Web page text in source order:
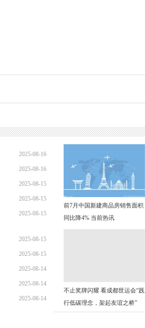
2025-08-16
10:48:14
2025-08-16
10:36:10
2025-08-15
18:51:59
2025-08-15
16:53:35
2025-08-15
2025-08-15
14:43:39
2025-08-15
11:26:30
2025-08-14
19:04:35
2025-08-14
19:01:25
2025-08-14
前7月中国新建商品房销售面积
同比降4% 当前热讯
不止奖牌闪耀 看成都世运会“践
行低碳理念，架起友谊之桥”